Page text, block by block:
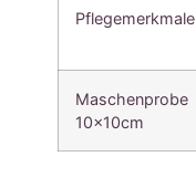
Pflegemerkmale
Maschenprobe
10x10cm